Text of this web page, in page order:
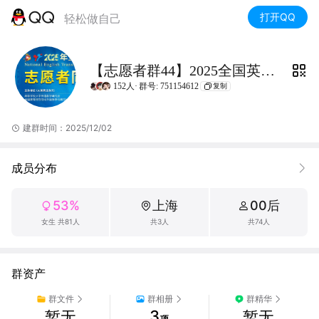
轻松做自己 打开QQ
【志愿者群44】2025全国英翻赛
152人· 群号: 751154612 复制
建群时间：2025/12/02
成员分布
53%
女生 共81人
上海
共3人
00后
共74人
群资产
群文件 群相册 群精华